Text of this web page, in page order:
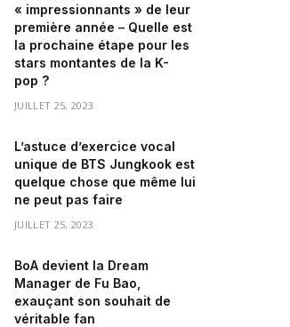
« impressionnants » de leur
première année – Quelle est
la prochaine étape pour les
stars montantes de la K-
pop ?
JUILLET 25, 2023
L’astuce d’exercice vocal
unique de BTS Jungkook est
quelque chose que même lui
ne peut pas faire
JUILLET 25, 2023
BoA devient la Dream
Manager de Fu Bao,
exauçant son souhait de
véritable fan